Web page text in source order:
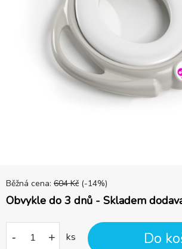
Běžná cena: 604 Kč (-14%)
Obvykle do 3 dnů - Skladem
- + ks Do